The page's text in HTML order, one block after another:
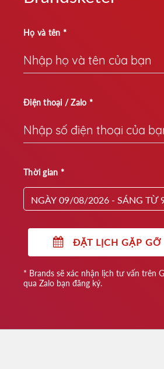
Họ và tên *
Điện thoại / Zalo *
Thời gian *
NGÀY 09/08/2026 - SÁNG TỪ
ĐẶT LỊCH GẶP GỠ
* Brands sẽ xác nhận lịch tư vấn trên
qua Zalo bạn đăng ký.